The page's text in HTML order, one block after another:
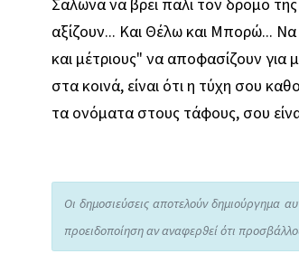
Σαλώνα να βρει πάλι τον δρόμο
αξίζουν... Και Θέλω και Μπορώ...
και μέτριους" να αποφασίζουν για
στα κοινά, είναι ότι η τύχη σου
τα ονόματα στους τάφους, σου
Οι δημοσιεύσεις αποτελούν δημιούργημα
προειδοποίηση αν αναφερθεί ότι